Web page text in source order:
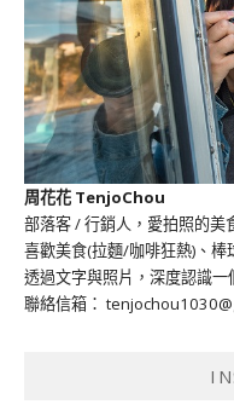
周花花 TenjoChou
部落客 / 行銷人，愛拍照的美
喜歡美食(拉麵/咖啡狂熱)、棒
透過文字與照片，深度認識
聯絡信箱：